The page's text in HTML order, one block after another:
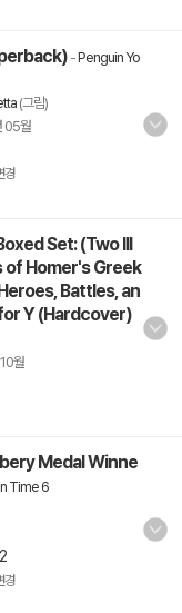
-Penguin Yo
(그림)
05월
경
Set: (Two Ill
of Homer's Greek
Battles, an
Y (Hardcover)
월
Medal Winne
Time 6
경